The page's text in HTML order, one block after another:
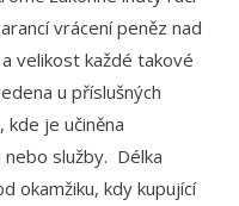
vrácení peněz nad
velikost každé takové
u příslušných
je učiněna
služby. Délka
okamžiku, kdy kupující